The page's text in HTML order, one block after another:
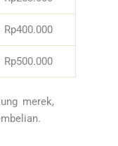
merek,